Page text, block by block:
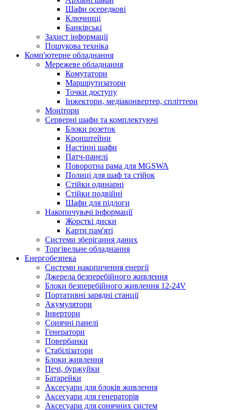
Шафи осередкові
Ключниці
Банківські
Захист інформації
Пошукова техніка
Комп'ютерне обладнання
Мережеве обладнання
Комутатори
Маршрутизатори
Точки доступу
Інжектори, медіаконвертер, спліттери
Монітори
Серверні шафи та комплектуючі
Блоки розеток
Кронштейни
Настінні шафи
Патч-панелі
Поворотна рама для MGSWA
Полиці для шаф та стійок
Стійки одинарні
Стійки подвійні
Шафи для підлоги
Накопичувачі інформації
Жорсткі диски
Карти пам'яті
Системи зберігання даних
Торгівельне обладнання
Енергобезпека
Системи накопичення енергії
Джерела безперебійного живлення
Блоки безперебійного живлення 12-24V
Портативні зарядні станції
Акумулятори
Інвертори
Сонячні панелі
Генератори
Повербанки
Стабілізатори
Блоки живлення
Печі, буржуйки
Батарейки
Аксесуари для блоків живлення
Аксесуари для генераторів
Аксесуари для сонячних систем